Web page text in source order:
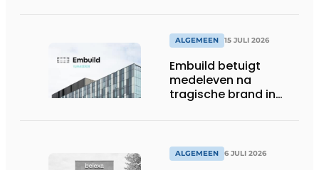
ALGEMEEN 15 JULI 2026
Embuild betuigt
medeleven na
tragische brand in
ALGEMEEN 6 JULI 2026